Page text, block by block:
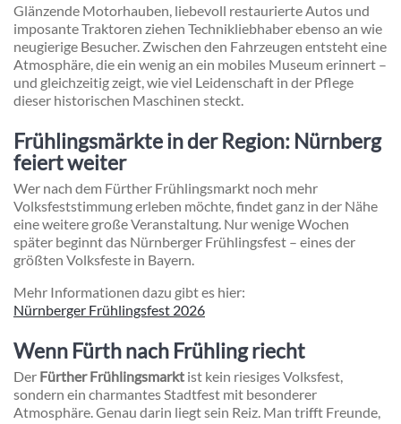
Glänzende Motorhauben, liebevoll restaurierte Autos und
imposante Traktoren ziehen Technikliebhaber ebenso an wie
neugierige Besucher. Zwischen den Fahrzeugen entsteht eine
Atmosphäre, die ein wenig an ein mobiles Museum erinnert –
und gleichzeitig zeigt, wie viel Leidenschaft in der Pflege
dieser historischen Maschinen steckt.
Frühlingsmärkte in der Region: Nürnberg
feiert weiter
Wer nach dem Fürther Frühlingsmarkt noch mehr
Volksfeststimmung erleben möchte, findet ganz in der Nähe
eine weitere große Veranstaltung. Nur wenige Wochen
später beginnt das Nürnberger Frühlingsfest – eines der
größten Volksfeste in Bayern.
Mehr Informationen dazu gibt es hier:
Nürnberger Frühlingsfest 2026
Wenn Fürth nach Frühling riecht
Der Fürther Frühlingsmarkt ist kein riesiges Volksfest,
sondern ein charmantes Stadtfest mit besonderer
Atmosphäre. Genau darin liegt sein Reiz. Man trifft Freunde,